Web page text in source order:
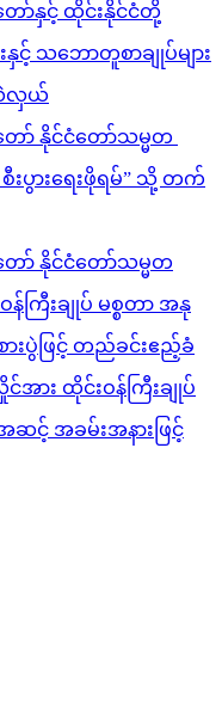
ော်နှင့် ထိုင်းနိုင်ငံတို့
နှင့် သဘောတူစာချုပ်များ
လှယ်
ော် နိုင်ငံတော်သမ္မတ
စီးပွားရေးဖိုရမ်” သို့ တက်
ော် နိုင်ငံတော်သမ္မတ
န်ကြီးချုပ် မစ္စတာ အနု
းပွဲဖြင့် တည်ခင်းဧည့်ခံ
အား ထိုင်းဝန်ကြီးချုပ်
င့် အခမ်းအနားဖြင့်